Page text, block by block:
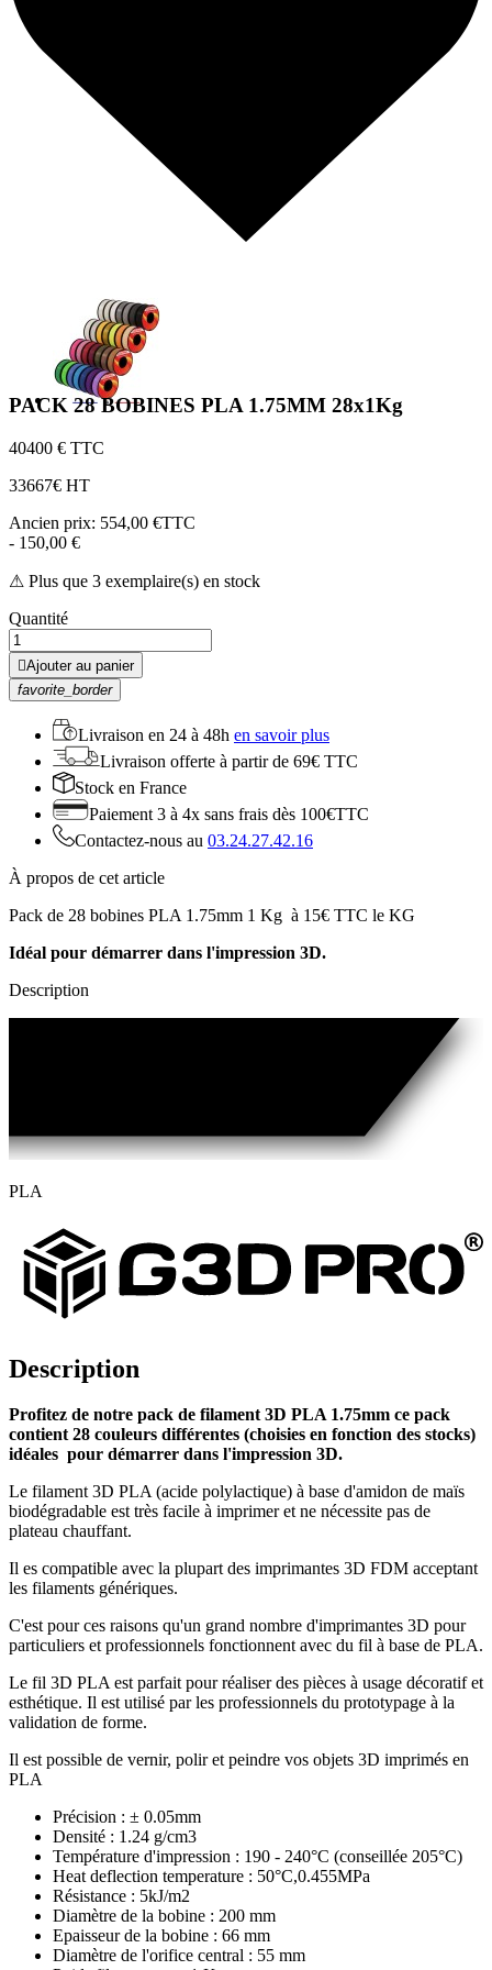
PACK 28 BOBINES PLA 1.75MM 28x1Kg
40400 € TTC
33667€ HT
Ancien prix: 554,00 €TTC
- 150,00 €
⚠ Plus que 3 exemplaire(s) en stock
Quantité
Ajouter au panier
favorite_border
Livraison en 24 à 48h en savoir plus
Livraison offerte à partir de 69€ TTC
Stock en France
Paiement 3 à 4x sans frais dès 100€TTC
Contactez-nous au 03.24.27.42.16
À propos de cet article
Pack de 28 bobines PLA 1.75mm 1 Kg à 15€ TTC le KG
Idéal pour démarrer dans l'impression 3D.
Description
PLA
Description
Profitez de notre pack de filament 3D PLA 1.75mm ce pack
contient 28 couleurs différentes (choisies en fonction des stocks)
idéales pour démarrer dans l'impression 3D.
Le filament 3D PLA (acide polylactique) à base d'amidon de maïs
biodégradable est très facile à imprimer et ne nécessite pas de
plateau chauffant.
Il es compatible avec la plupart des imprimantes 3D FDM acceptant
les filaments génériques.
C'est pour ces raisons qu'un grand nombre d'imprimantes 3D pour
particuliers et professionnels fonctionnent avec du fil à base de PLA.
Le fil 3D PLA est parfait pour réaliser des pièces à usage décoratif et
esthétique. Il est utilisé par les professionnels du prototypage à la
validation de forme.
Il est possible de vernir, polir et peindre vos objets 3D imprimés en
PLA
Précision : ± 0.05mm
Densité : 1.24 g/cm3
Température d'impression : 190 - 240°C (conseillée 205°C)
Heat deflection temperature : 50°C,0.455MPa
Résistance : 5kJ/m2
Diamètre de la bobine : 200 mm
Epaisseur de la bobine : 66 mm
Diamètre de l'orifice central : 55 mm